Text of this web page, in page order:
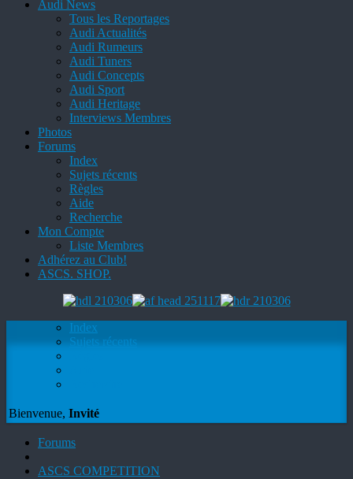
Audi News
Tous les Reportages
Audi Actualités
Audi Rumeurs
Audi Tuners
Audi Concepts
Audi Sport
Audi Heritage
Interviews Membres
Photos
Forums
Index
Sujets récents
Règles
Aide
Recherche
Mon Compte
Liste Membres
Adhérez au Club!
ASCS. SHOP.
Index
Sujets récents
Bienvenue, Invité
Forums
ASCS COMPETITION